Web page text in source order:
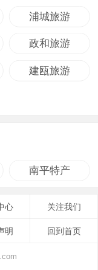
浦城旅游
政和旅游
建瓯旅游
南平特产
心 关注我们
明 回到首页